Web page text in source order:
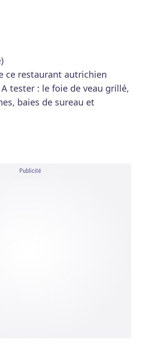
ce restaurant autrichien
tester : le foie de veau grillé,
baies de sureau et
Publicité